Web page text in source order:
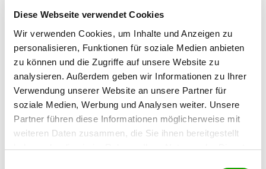
Diese Webseite verwendet Cookies
Wir verwenden Cookies, um Inhalte und Anzeigen zu
personalisieren, Funktionen für soziale Medien anbieten
zu können und die Zugriffe auf unsere Website zu
analysieren. Außerdem geben wir Informationen zu Ihrer
Verwendung unserer Website an unsere Partner für
soziale Medien, Werbung und Analysen weiter. Unsere
Partner führen diese Informationen möglicherweise mit
weiteren Daten zusammen, die Sie ihnen bereitgestellt
haben oder die sie im Rahmen Ihrer Nutzung der Dienste
Zuchtstätte:
vom Höllenkrieger
Gründungsdatum: 12.04.2022
Críador
Ümit Aktas
Schustergasse 7